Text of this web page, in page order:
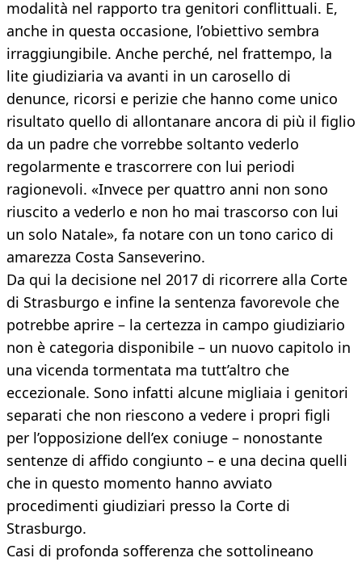
modalità nel rapporto tra genitori conflittuali. E,
anche in questa occasione, l’obiettivo sembra
irraggiungibile. Anche perché, nel frattempo, la
lite giudiziaria va avanti in un carosello di
denunce, ricorsi e perizie che hanno come unico
risultato quello di allontanare ancora di più il figlio
da un padre che vorrebbe soltanto vederlo
regolarmente e trascorrere con lui periodi
ragionevoli. «Invece per quattro anni non sono
riuscito a vederlo e non ho mai trascorso con lui
un solo Natale», fa notare con un tono carico di
amarezza Costa Sanseverino.
Da qui la decisione nel 2017 di ricorrere alla Corte
di Strasburgo e infine la sentenza favorevole che
potrebbe aprire – la certezza in campo giudiziario
non è categoria disponibile – un nuovo capitolo in
una vicenda tormentata ma tutt’altro che
eccezionale. Sono infatti alcune migliaia i genitori
separati che non riescono a vedere i propri figli
per l’opposizione dell’ex coniuge – nonostante
sentenze di affido congiunto – e una decina quelli
che in questo momento hanno avviato
procedimenti giudiziari presso la Corte di
Strasburgo.
Casi di profonda sofferenza che sottolineano